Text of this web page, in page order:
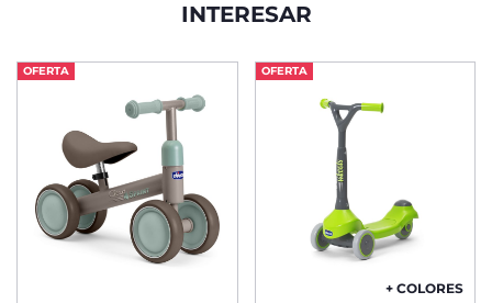
INTERESAR
OFERTA OFERTA
+ COLORES